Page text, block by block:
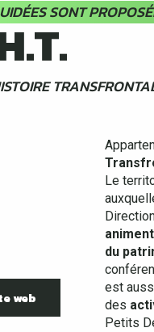
SONT
web
Le
du
est
des
Petits